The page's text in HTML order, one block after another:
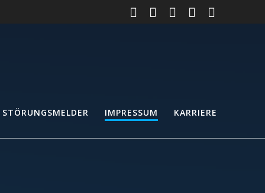
IMPRESSUM KARRIERE